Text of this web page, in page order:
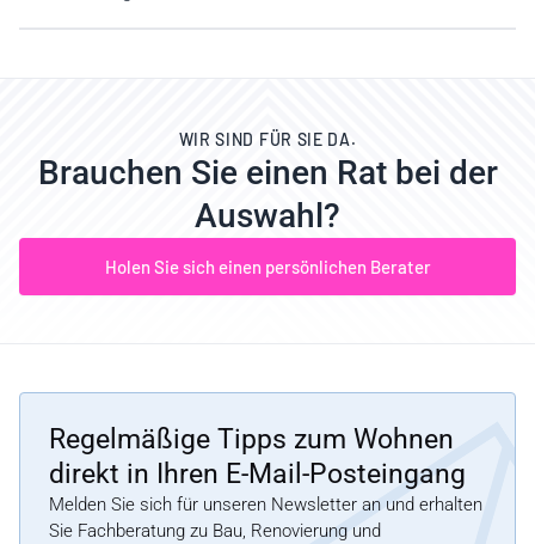
WIR SIND FÜR SIE DA.
Brauchen Sie einen Rat bei der
Auswahl?
Holen Sie sich einen persönlichen Berater
Regelmäßige Tipps zum Wohnen
direkt in Ihren E-Mail-Posteingang
Melden Sie sich für unseren Newsletter an und erhalten
Sie Fachberatung zu Bau, Renovierung und